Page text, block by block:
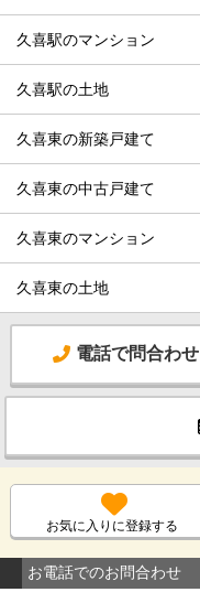
久喜駅のマンション
久喜駅の土地
久喜東の新築戸建て
久喜東の中古戸建て
久喜東のマンション
久喜東の土地
電話で問合わせ
お気に入りに登録する
お電話でのお問合わせ